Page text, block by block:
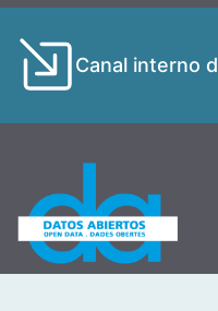
Canal interno